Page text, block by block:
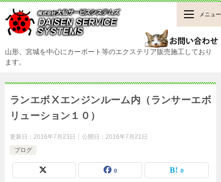
山形、宮城を中心にカーポート等のエクステリア販売施工しており
ます。
メニュー
ランエボⅩエンジンルーム内（ランサーエボ
リューション１０）
更新日： 2016年7月23日 公開日： 2016年7月21日
ブログ
0 0